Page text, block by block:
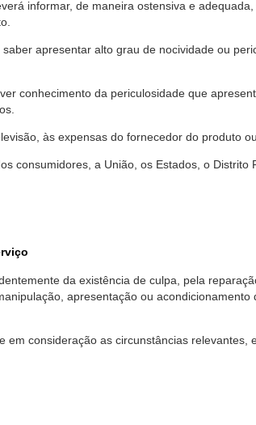
informar, de maneira ostensiva e
apresentar alto grau de nocividade ou
conhecimento da periculosidade que
às expensas do fornecedor do produto
consumidores, a União, os Estados, o Distrito
da existência de culpa, pela
apresentação ou acondicionamento
consideração as circunstâncias relevantes,